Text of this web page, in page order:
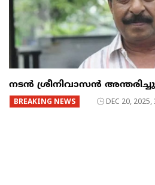
നടൻ ശ്രീനിവാസൻ അന്തരിച്ചു
BREAKING NEWS DEC 20,